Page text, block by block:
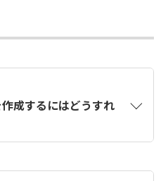
成するにはどうすれ